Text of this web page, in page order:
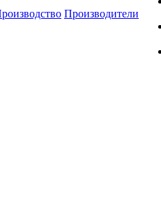
Производители